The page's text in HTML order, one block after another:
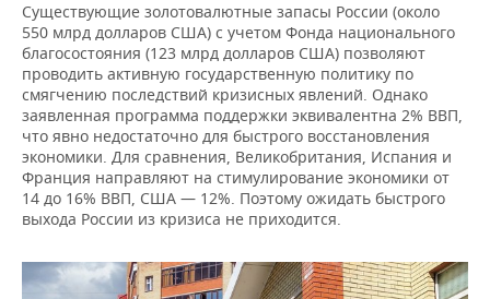
Существующие золотовалютные запасы России (около
550 млрд долларов США) с учетом Фонда национального
благосостояния (123 млрд долларов США) позволяют
проводить активную государственную политику по
смягчению последствий кризисных явлений. Однако
заявленная программа поддержки эквивалентна 2% ВВП,
что явно недостаточно для быстрого восстановления
экономики. Для сравнения, Великобритания, Испания и
Франция направляют на стимулирование экономики от
14 до 16% ВВП, США — 12%. Поэтому ожидать быстрого
выхода России из кризиса не приходится.